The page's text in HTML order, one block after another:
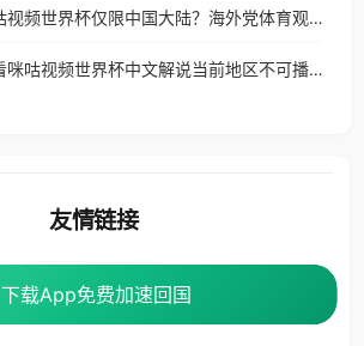
在英国看咪咕视频世界杯仅限中国大陆？海外党体育观赛终极指南
在澳大利亚看咪咕视频世界杯中文解说当前地区不可播放？这篇指南帮你搞定所有海外体育直播限制
下载App免费加速回国
下载App免费加速回国
友情链接